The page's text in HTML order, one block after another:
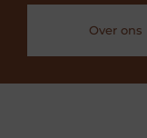
Over ons